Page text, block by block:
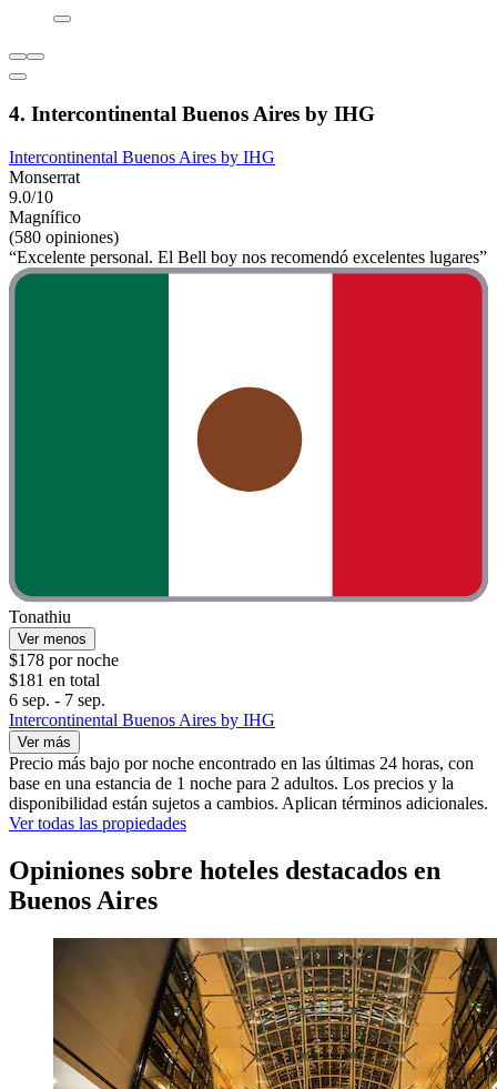
4. Intercontinental Buenos Aires by IHG
Intercontinental Buenos Aires by IHG
Monserrat
9.0/10
Magnífico
(580 opiniones)
“Excelente personal. El Bell boy nos recomendó excelentes lugares”
Tonathiu
Ver menos
$178 por noche
$181 en total
6 sep. - 7 sep.
Intercontinental Buenos Aires by IHG
Ver más
Precio más bajo por noche encontrado en las últimas 24 horas, con
base en una estancia de 1 noche para 2 adultos. Los precios y la
disponibilidad están sujetos a cambios. Aplican términos adicionales.
Ver todas las propiedades
Opiniones sobre hoteles destacados en
Buenos Aires